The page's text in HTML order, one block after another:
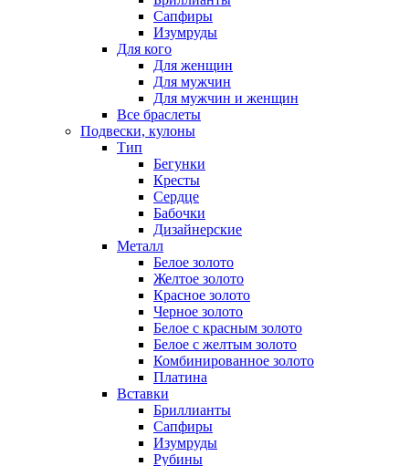
Сапфиры
Изумруды
Для кого
Для женщин
Для мужчин
Для мужчин и женщин
Все браслеты
Подвески, кулоны
Тип
Бегунки
Кресты
Сердце
Бабочки
Дизайнерские
Металл
Белое золото
Желтое золото
Красное золото
Черное золото
Белое с красным золото
Белое с желтым золото
Комбинированное золото
Платина
Вставки
Бриллианты
Сапфиры
Изумруды
Рубины